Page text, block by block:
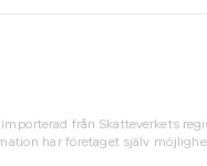
från Skatteverkets
har företaget själv